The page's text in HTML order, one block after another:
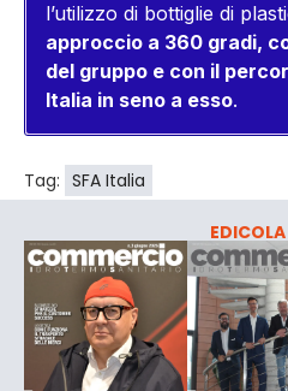
l’utilizzo di bottiglie di
approccio a 360 gradi,
del gruppo e con il
Italia in seno a esso.
Tag: SFA Italia